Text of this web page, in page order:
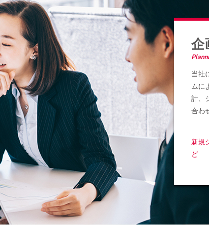
企
当社
ムに
計、
合わ
新規
ど